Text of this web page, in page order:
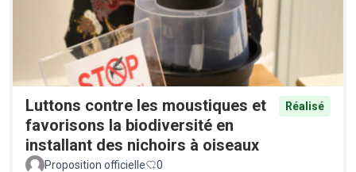
Luttons contre les moustiques et
favorisons la biodiversité en
installant des nichoirs à oiseaux
Réalisé
Proposition officielle 0